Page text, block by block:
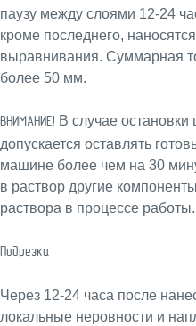
паузу между слоями 12-24
кроме последнего,
выравнивания. Суммарная
более 50 мм.
ВНИМАНИЕ! В случае
допускается оставлять
машине более чем на 30
в раствор другие
раствора в процессе работы.
Подрезка
Через 12-24 часа после
локальные неровности и